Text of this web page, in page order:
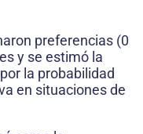
preferencias (0
y se estimó la
la probabilidad
en situaciones de